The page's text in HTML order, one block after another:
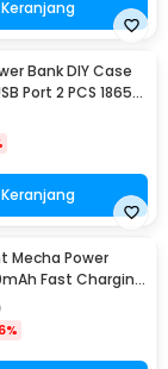
Bank DIY Case
Port 2 PCS 18650
Mecha Power
Fast Charging
- K125